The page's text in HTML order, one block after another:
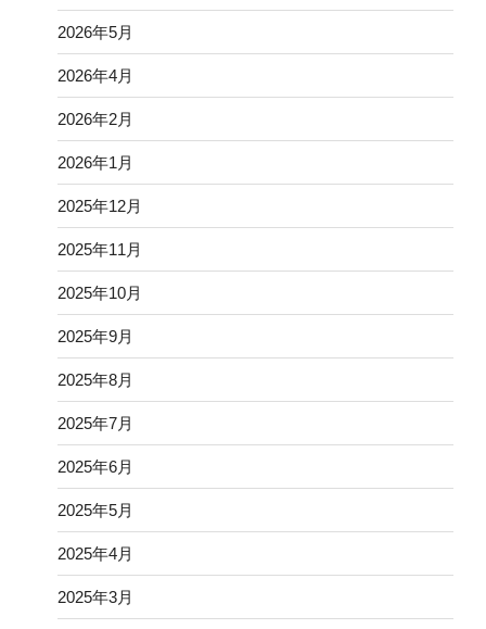
2026年5月
2026年4月
2026年2月
2026年1月
2025年12月
2025年11月
2025年10月
2025年9月
2025年8月
2025年7月
2025年6月
2025年5月
2025年4月
2025年3月